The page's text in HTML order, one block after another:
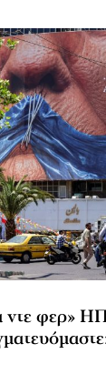
ντε φερ»